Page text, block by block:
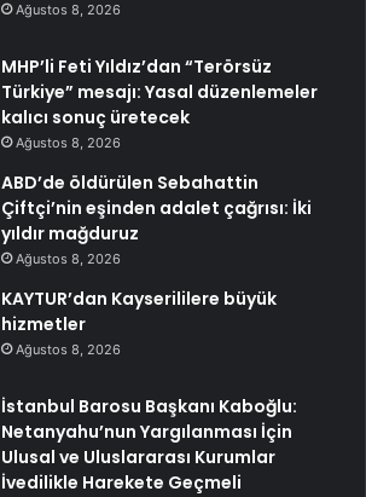
Ağustos 8, 2026
MHP’li Feti Yıldız’dan “Terörsüz
Türkiye” mesajı: Yasal düzenlemeler
kalıcı sonuç üretecek
Ağustos 8, 2026
ABD’de öldürülen Sebahattin
Çiftçi’nin eşinden adalet çağrısı: İki
yıldır mağduruz
Ağustos 8, 2026
KAYTUR’dan Kayserililere büyük
hizmetler
Ağustos 8, 2026
İstanbul Barosu Başkanı Kaboğlu:
Netanyahu’nun Yargılanması İçin
Ulusal ve Uluslararası Kurumlar
İvedilikle Harekete Geçmeli